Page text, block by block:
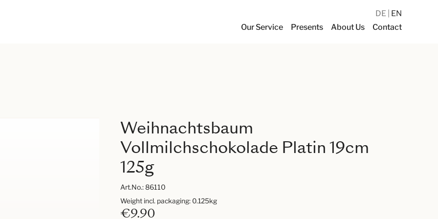
Our Service Presents About Us Contact
DE EN
Weihnachtsbaum
Vollmilchschokolade Platin 19cm
125g
Art.No.:86110
€9.90
Weight incl. packaging: 0.125kg